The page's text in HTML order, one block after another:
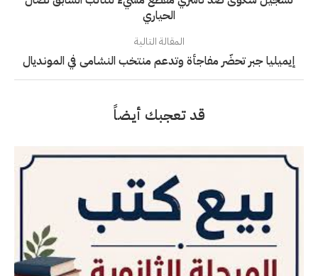
الحياري
المقالة التالية
إيميليا جبر تحضّر مفاجأة وتدعم منتخب النشامى في المونديال
قد تعجبك أيضاً